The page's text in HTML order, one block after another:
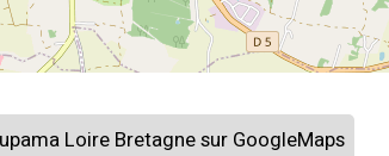
Loire Bretagne sur GoogleMaps